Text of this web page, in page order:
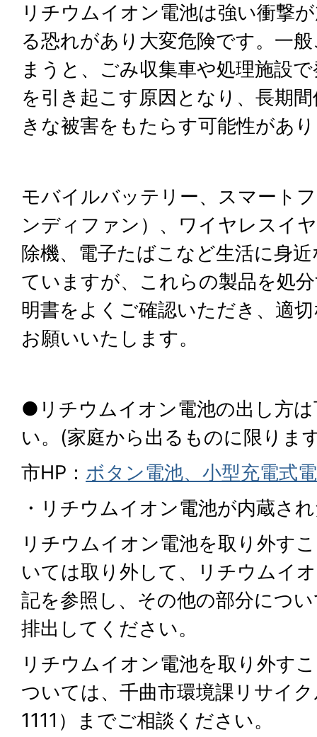
リチウムイオン電池は強い衝撃
る恐れがあり大変危険です。一
まうと、ごみ収集車や処理施設
を引き起こす原因となり、長期
きな被害をもたらす可能性があ
モバイルバッテリー、スマート
ンディファン）、ワイヤレスイ
除機、電子たばこなど生活に身
ていますが、これらの製品を処
明書をよくご確認いただき、適
お願いいたします。
●リチウムイオン電池の出し方
い。(家庭から出るものに限りま
市HP： ボタン電池、小型充電式
・リチウムイオン電池が内蔵さ
リチウムイオン電池を取り外す
いては取り外して、リチウムイ
記を参照し、その他の部分につ
排出してください。
リチウムイオン電池を取り外す
ついては、千曲市環境課リサイ
1111）までご相談ください。